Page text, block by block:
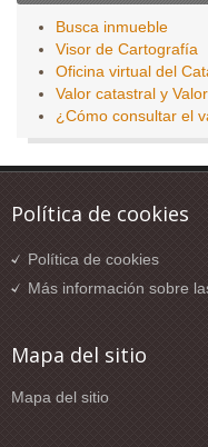
Busca inmueble
Visor de Cartografía
Oficina virtual del
Valor catastral y
¿Cómo consultar el
Política de cookies
Política de cookies
Más información sobre
Mapa del sitio
Mapa del sitio